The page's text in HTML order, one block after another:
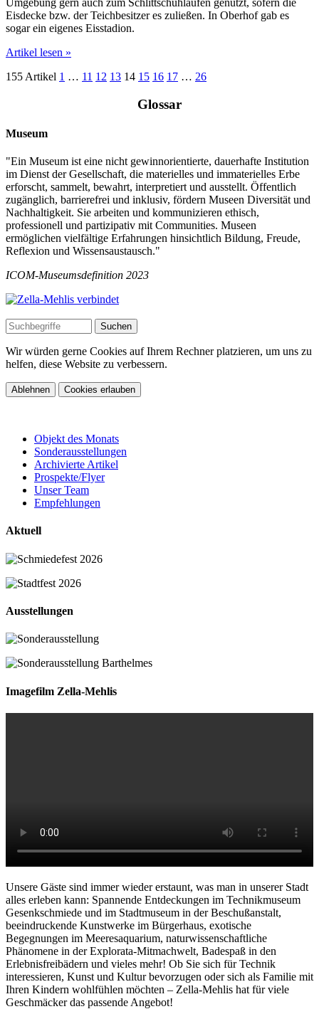
Umgebung gern auch zum Schlittschuhlaufen genutzt, sofern die
Eisdecke bzw. der Teichbesitzer es zuließen. In Oberhof gab es
sogar ein eigenes Eisstadion.
Artikel lesen »
155 Artikel 1 … 11 12 13 14 15 16 17 … 26
Glossar
Museum
"Ein Museum ist eine nicht gewinnorientierte, dauerhafte Institution
im Dienst der Gesellschaft, die materielles und immaterielles Erbe
erforscht, sammelt, bewahrt, interpretiert und ausstellt. Öffentlich
zugänglich, barrierefrei und inklusiv, fördern Museen Diversität und
Nachhaltigkeit. Sie arbeiten und kommunizieren ethisch,
professionell und partizipativ mit Communities. Museen
ermöglichen vielfältige Erfahrungen hinsichtlich Bildung, Freude,
Reflexion und Wissensaustausch."
ICOM-Museumsdefinition 2023
Wir würden gerne Cookies auf Ihrem Rechner platzieren, um uns zu
helfen, diese Website zu verbessern.
Ablehnen Cookies erlauben
Objekt des Monats
Sonderausstellungen
Archivierte Artikel
Prospekte/Flyer
Unser Team
Empfehlungen
Aktuell
Ausstellungen
Imagefilm Zella-Mehlis
Unsere Gäste sind immer wieder erstaunt, was man in unserer Stadt
alles erleben kann: Spannende Entdeckungen im Technikmuseum
Gesenkschmiede und im Stadtmuseum in der Beschußanstalt,
beeindruckende Kunstwerke im Bürgerhaus, exotische
Begegnungen im Meeresaquarium, naturwissenschaftliche
Phänomene in der Explorata-Mitmachwelt, Badespaß in den
Erlebnisfreibädern und vieles mehr! Ob Sie sich für Technik
interessieren, Kunst und Kultur bevorzugen oder sich als Familie mit
Ihren Kindern wohlfühlen möchten – Zella-Mehlis hat für viele
Geschmäcker das passende Angebot!